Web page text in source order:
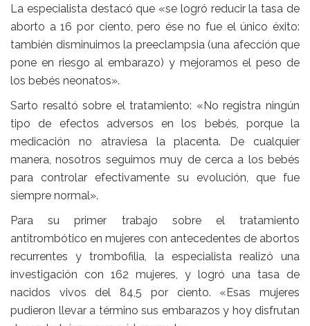
La especialista destacó que «se logró reducir la tasa de
aborto a 16 por ciento, pero ése no fue el único éxito:
también disminuimos la preeclampsia (una afección que
pone en riesgo al embarazo) y mejoramos el peso de
los bebés neonatos».
Sarto resaltó sobre el tratamiento: «No registra ningún
tipo de efectos adversos en los bebés, porque la
medicación no atraviesa la placenta. De cualquier
manera, nosotros seguimos muy de cerca a los bebés
para controlar efectivamente su evolución, que fue
siempre normal».
Para su primer trabajo sobre el tratamiento
antitrombótico en mujeres con antecedentes de abortos
recurrentes y trombofilia, la especialista realizó una
investigación con 162 mujeres, y logró una tasa de
nacidos vivos del 84,5 por ciento. «Esas mujeres
pudieron llevar a término sus embarazos y hoy disfrutan